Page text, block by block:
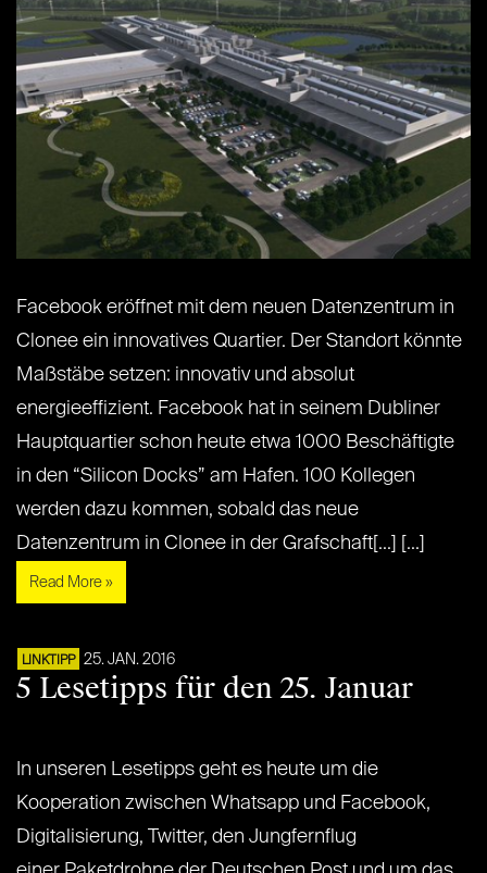
Facebook eröffnet mit dem neuen Datenzentrum in
Clonee ein innovatives Quartier. Der Standort könnte
Maßstäbe setzen: innovativ und absolut
energieeffizient. Facebook hat in seinem Dubliner
Hauptquartier schon heute etwa 1000 Beschäftigte
in den “Silicon Docks” am Hafen. 100 Kollegen
werden dazu kommen, sobald das neue
Datenzentrum in Clonee in der Grafschaft[...] [...]
Read More »
LINKTIPP 25. JAN. 2016
5 Lesetipps für den 25. Januar
In unseren Lesetipps geht es heute um die
Kooperation zwischen Whatsapp und Facebook,
Digitalisierung, Twitter, den Jungfernflug